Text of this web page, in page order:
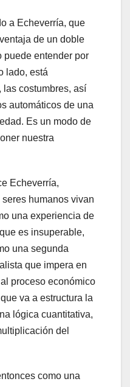
a Echeverría, que
de un doble
puede entender por
lado, está
las costumbres, así
automáticos de una
Es un modo de
nuestra
Echeverría,
humanos vivan
una experiencia de
es insuperable,
una segunda
que impera en
proceso económico
va a estructura la
lógica cuantitativa,
del
como una